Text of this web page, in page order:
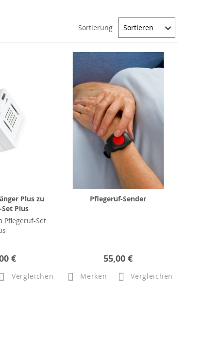
Sortierung
Plus zu
Plus
Pflegeruf-Set
€
Vergleichen
Pflegeruf-Sender
55,00 €
Merken Vergleichen